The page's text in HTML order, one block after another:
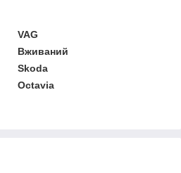
VAG
Вживаний
Skoda
Octavia